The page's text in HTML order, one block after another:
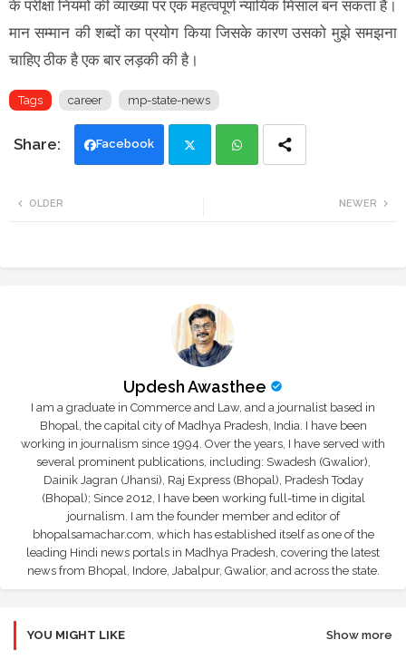
के परीक्षा नियमों की व्याख्या पर एक महत्वपूर्ण न्यायिक मिसाल बन सकता है।
मान सम्मान की शब्दों का प्रयोग किया जिसके कारण उसको मुझे समझना
चाहिए ठीक है एक बार लड़की की है।
Tags career mp-state-news
Facebook
NEWER
OLDER
Updesh Awasthee
I am a graduate in Commerce and Law, and a journalist based in
Bhopal, the capital city of Madhya Pradesh, India. I have been
working in journalism since 1994. Over the years, I have served with
several prominent publications, including: Swadesh (Gwalior),
Dainik Jagran (Jhansi), Raj Express (Bhopal), Pradesh Today
(Bhopal); Since 2012, I have been working full-time in digital
journalism. I am the founder member and editor of
bhopalsamachar.com, which has established itself as one of the
leading Hindi news portals in Madhya Pradesh, covering the latest
news from Bhopal, Indore, Jabalpur, Gwalior, and across the state.
YOU MIGHT LIKE Show more